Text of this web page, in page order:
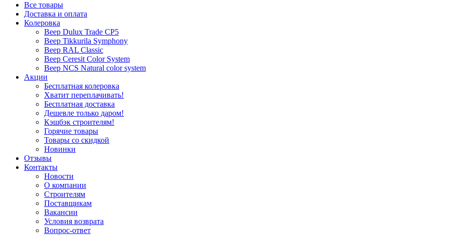
Все товары
Доставка и оплата
Колеровка
Веер Dulux Trade CP5
Веер Tikkurila Symphony
Веер RAL Classic
Веер Ceresit Color System
Веер NCS Natural color system
Акции
Бесплатная колеровка
Хватит переплачивать!
Бесплатная доставка
Дешевле только даром!
Кэшбэк строителям!
Горячие товары
Товары со скидкой
Новинки
Отзывы
Контакты
Новости
О компании
Строителям
Поставщикам
Вакансии
Условия возврата
Вопрос-ответ